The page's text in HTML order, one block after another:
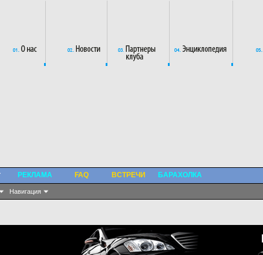
Навигация
РЕКЛАМА FAQ ВСТРЕЧИ БАРАХОЛКА